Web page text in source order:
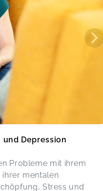
Depression
Probleme mit ihrem
ihrer mentalen
Stress und